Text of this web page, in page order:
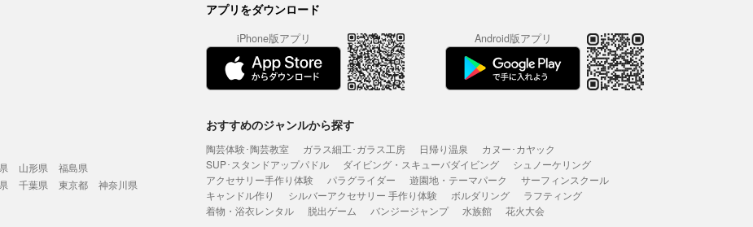
アプリをダウンロード
iPhone版アプリ Android版アプリ
山形県
福島県
千葉県 東京都
神奈川県
おすすめのジャンルから探す
陶芸体験･陶芸教室 ガラス細工･ガラス工房 日帰り温泉
カヌー･カヤック
SUP･スタンドアップパドル
ダイビング・スキューバダイビング
シュノーケリング
アクセサリー手作り体験
パラグライダー 遊園地・テーマパーク
サーフィンスクール
キャンドル作り
シルバーアクセサリー 手作り体験 ボルダリング
ラフティング
着物・浴衣レンタル
脱出ゲーム バンジージャンプ 水族館 花火大会